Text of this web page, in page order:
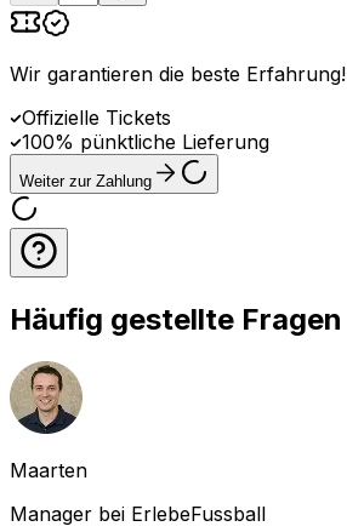
Wir garantieren die beste Erfahrung!
Offizielle Tickets
100% pünktliche Lieferung
Weiter zur Zahlung
Häufig gestellte Fragen
Maarten
Manager bei ErlebeFussball